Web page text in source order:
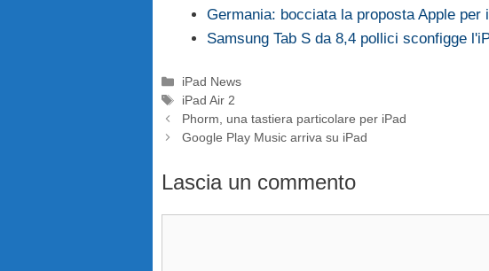
Germania: bocciata la proposta Apple
Samsung Tab S da 8,4 pollici sconfigge
Categorie
iPad News
Tag
iPad Air 2
Phorm, una tastiera particolare per iPad
Google Play Music arriva su iPad
Lascia un commento